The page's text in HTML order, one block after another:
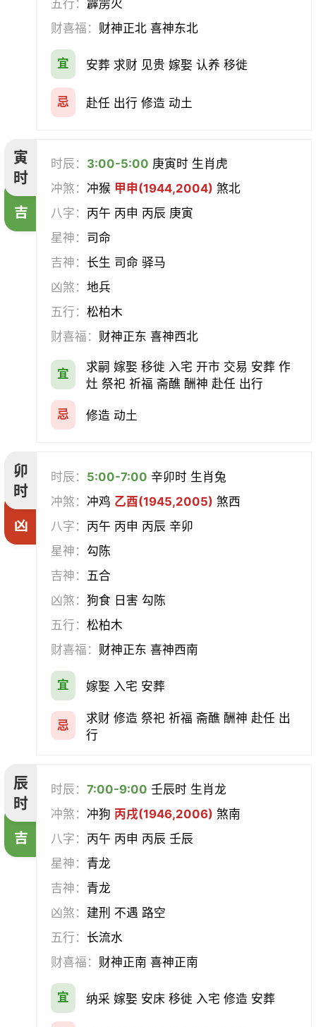
求医 治病 安机械
会亲友 伐木 架马
入学 结网 安碓硙
断蚁 归岫 修坟
破土 安葬 立碑
除服
修墓
五行：霹雳火
财喜福： 财神正北 喜神东北
宜 安葬 求财 见贵 嫁娶 认养 移徙
忌 赴任 出行 修造 动土
寅
时
吉
时辰： 3:00-5:00 庚寅时 生肖虎
冲煞：冲猴 甲申(1944,2004) 煞北
八字： 丙午 丙申 丙辰 庚寅
星神： 司命
吉神： 长生 司命 驿马
凶煞：地兵
五行：松柏木
财喜福： 财神正东 喜神西北
宜
求嗣 嫁娶 移徙 入宅 开市 交易 安葬 作
灶 祭祀 祈福 斋醮 酬神 赴任 出行
忌 修造 动土
卯
时
凶
时辰： 5:00-7:00 辛卯时 生肖兔
冲煞：冲鸡 乙酉(1945,2005) 煞西
八字： 丙午 丙申 丙辰 辛卯
星神： 勾陈
吉神： 五合
凶煞：狗食 日害 勾陈
五行：松柏木
财喜福： 财神正东 喜神西南
宜 嫁娶 入宅 安葬
忌
求财 修造 祭祀 祈福 斋醮 酬神 赴任 出
行
辰
时
吉
时辰：7:00-9:00 壬辰时 生肖龙
冲煞：冲狗 丙戌(1946,2006) 煞南
八字： 丙午 丙申 丙辰 壬辰
星神： 青龙
吉神： 青龙
凶煞： 建刑 不遇 路空
五行： 长流水
财喜福： 财神正南 喜神正南
宜 纳采 嫁娶 安床 移徙 入宅 修造 安葬